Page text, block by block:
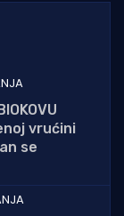
vrućini
se